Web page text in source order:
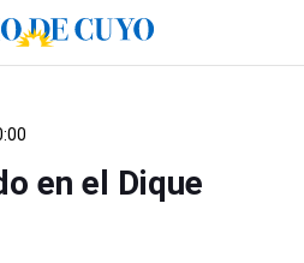
en el Dique